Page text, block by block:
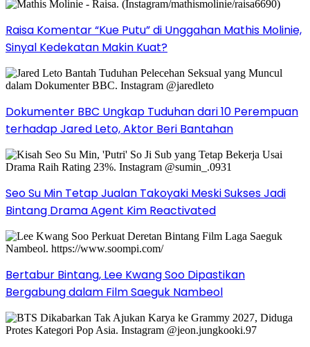
Raisa Komentar “Kue Putu” di Unggahan Mathis Molinie,
Sinyal Kedekatan Makin Kuat?
Dokumenter BBC Ungkap Tuduhan dari 10 Perempuan
terhadap Jared Leto, Aktor Beri Bantahan
Seo Su Min Tetap Jualan Takoyaki Meski Sukses Jadi
Bintang Drama Agent Kim Reactivated
Bertabur Bintang, Lee Kwang Soo Dipastikan
Bergabung dalam Film Saeguk Nambeol